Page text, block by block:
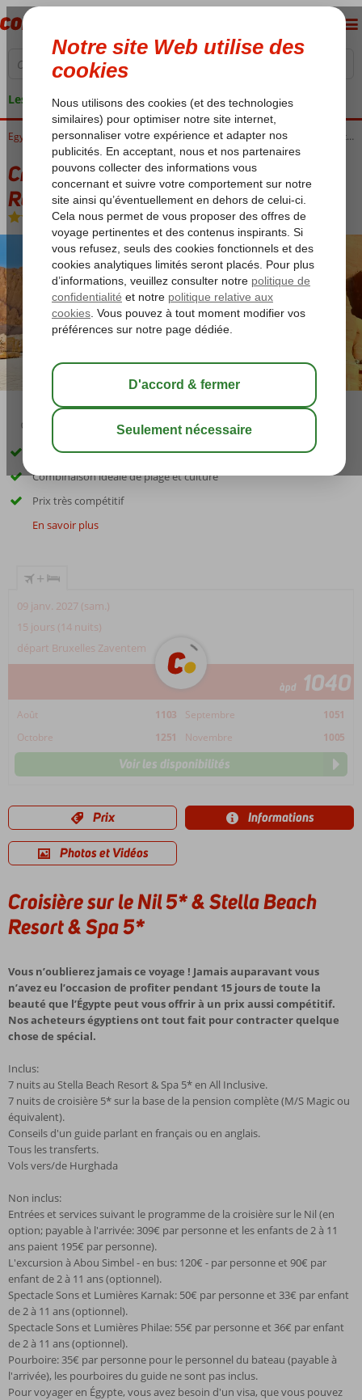
Les garanties de vacances
Luxor Croisières sur le Nil Croisière sur le Nil 5* & Stella Beach Resort & Spa 5*
Croisière sur le Nil 5* & Stella Beach
Resort & Spa 5*
Voyez description
04:50
7 nuits de croisière 5*, 7 nuits dans un hôtel de plage 5*
Combinaison idéale de plage et culture
Prix très compétitif
En savoir plus
+
09 janv. 2027 (sam.)
15 jours (14 nuits)
départ Bruxelles Zaventem
àpd 1040
Août 1103 Septembre
1051
Octobre
1251 Novembre 1005
Voir les disponibilités
Prix Informations
Photos et Vidéos
Croisière sur le Nil 5* & Stella Beach
Resort & Spa 5*
Vous n’oublierez jamais ce voyage ! Jamais auparavant vous
n’avez eu l’occasion de profiter pendant 15 jours de toute la
beauté que l’Égypte peut vous offrir à un prix aussi compétitif.
Nos acheteurs égyptiens ont tout fait pour contracter quelque
chose de spécial.
Inclus:
7 nuits au Stella Beach Resort & Spa 5* en All Inclusive.
7 nuits de croisière 5* sur la base de la pension complète (M/S Magic ou
équivalent).
Conseils d'un guide parlant en français ou en anglais.
Tous les transferts.
Vols vers/de Hurghada
Non inclus:
Entrées et services suivant le programme de la croisière sur le Nil (en
option; payable à l'arrivée: 309€ par personne et les enfants de 2 à 11
ans paient 195€ par personne).
L'excursion à Abou Simbel - en bus: 120€ - par personne et 90€ par
enfant de 2 à 11 ans (optionnel).
Spectacle Sons et Lumières Karnak: 50€ par personne et 33€ par enfant
de 2 à 11 ans (optionnel).
Spectacle Sons et Lumières Philae: 55€ par personne et 36€ par enfant
de 2 à 11 ans (optionnel).
Pourboire: 35€ par personne pour le personnel du bateau (payable à
l'arrivée), les pourboires du guide ne sont pas inclus.
Pour voyager en Égypte, vous avez besoin d'un visa, que vous pouvez